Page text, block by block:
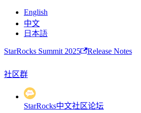
English
中文
日本語
StarRocks Summit 2025 Release Notes
社区群
StarRocks中文社区论坛